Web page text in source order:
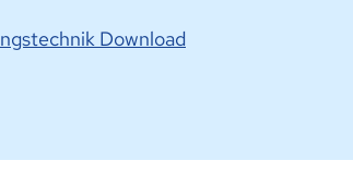
Download